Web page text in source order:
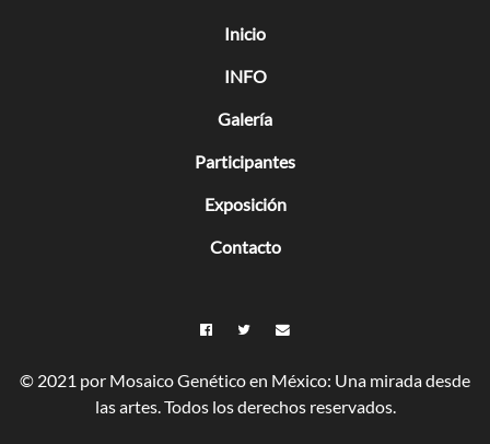
Inicio
INFO
Galería
Participantes
Exposición
Contacto
© 2021 por Mosaico Genético en México: Una mirada desde
las artes. Todos los derechos reservados.